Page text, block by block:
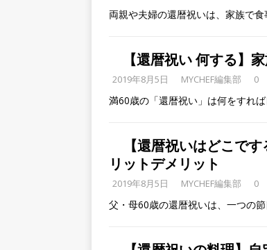
両親や夫婦の還暦祝いは、家族で
【還暦祝い 何する】
2019年8月5日 MYCHEF編集部 0
満60歳の「還暦祝い」は何をすれば
【還暦祝いはどこで
リットデメリット
2019年8月5日 MYCHEF編集部 0
父・母60歳の還暦祝いは、一つの